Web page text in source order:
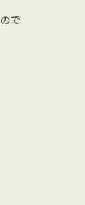
ので